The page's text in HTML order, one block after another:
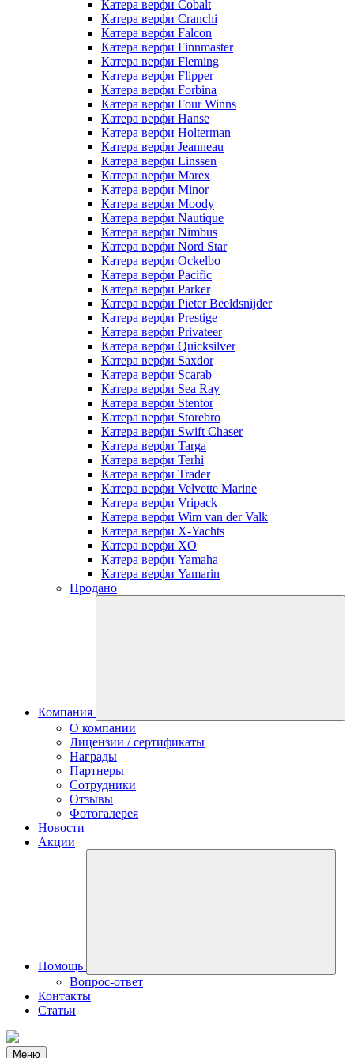
Катера верфи Cobalt
Катера верфи Cranchi
Катера верфи Falcon
Катера верфи Finnmaster
Катера верфи Fleming
Катера верфи Flipper
Катера верфи Forbina
Катера верфи Four Winns
Катера верфи Hanse
Катера верфи Holterman
Катера верфи Jeanneau
Катера верфи Linssen
Катера верфи Marex
Катера верфи Minor
Катера верфи Moody
Катера верфи Nautique
Катера верфи Nimbus
Катера верфи Nord Star
Катера верфи Ockelbo
Катера верфи Pacific
Катера верфи Parker
Катера верфи Pieter Beeldsnijder
Катера верфи Prestige
Катера верфи Privateer
Катера верфи Quicksilver
Катера верфи Saxdor
Катера верфи Scarab
Катера верфи Sea Ray
Катера верфи Stentor
Катера верфи Storebro
Катера верфи Swift Chaser
Катера верфи Targa
Катера верфи Terhi
Катера верфи Trader
Катера верфи Velvette Marine
Катера верфи Vripack
Катера верфи Wim van der Valk
Катера верфи X-Yachts
Катера верфи XO
Катера верфи Yamaha
Катера верфи Yamarin
Продано
Компания
О компании
Лицензии / сертификаты
Награды
Партнеры
Сотрудники
Отзывы
Фотогалерея
Новости
Акции
Помощь
Вопрос-ответ
Контакты
Статьи
Меню